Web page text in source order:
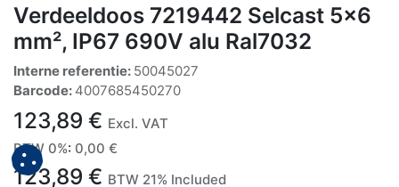
Verdeeldoos 7219442 Selcast 5x6
mm², IP67 690V alu Ral7032
Interne referentie: 50045027
Barcode: 4007685450270
123,89 € Excl. VAT
BTW 0%: 0,00 €
123,89 € BTW 21% Included